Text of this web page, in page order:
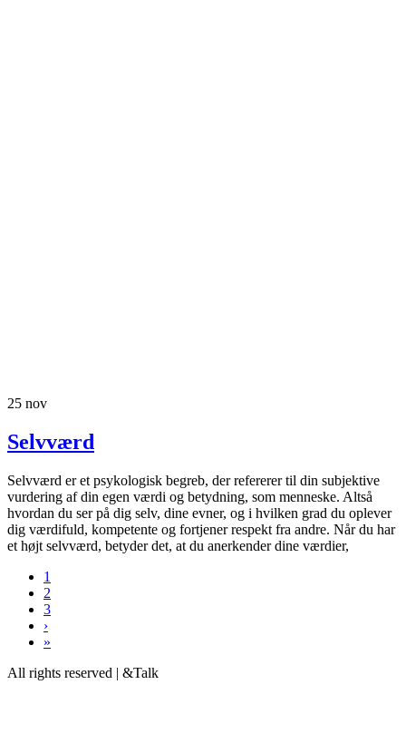
25 nov
Selvværd
Selvværd er et psykologisk begreb, der refererer til din subjektive
vurdering af din egen værdi og betydning, som menneske. Altså
hvordan du ser på dig selv, dine evner, og i hvilken grad du oplever
dig værdifuld, kompetente og fortjener respekt fra andre. Når du har
et højt selvværd, betyder det, at du anerkender dine værdier,
1
2
3
›
»
All rights reserved | &Talk